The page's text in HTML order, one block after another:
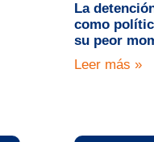
La
como
su peor
Leer más »